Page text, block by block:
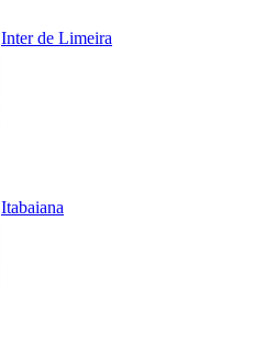
Inter de Limeira
Itabaiana